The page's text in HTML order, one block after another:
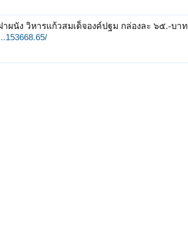
ผนัง วิหารแก้วสมเด็จองค์ปฐม กล่องละ ๖๕.-บาท